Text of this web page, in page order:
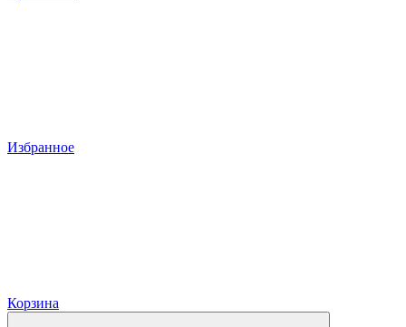
Избранное
Корзина